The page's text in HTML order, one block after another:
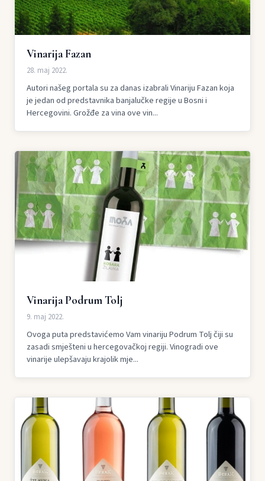
Vinarija Fazan
28. maj 2022.
Autori našeg portala su za danas izabrali Vinariju Fazan koja
je jedan od predstavnika banjalučke regije u Bosni i
Hercegovini. Grožđe za vina ove vin...
Vinarija Podrum Tolj
9. maj 2022.
Ovoga puta predstavićemo Vam vinariju Podrum Tolj čiji su
zasadi smješteni u hercegovačkoj regiji. Vinogradi ove
vinarije ulepšavaju krajolik mje...